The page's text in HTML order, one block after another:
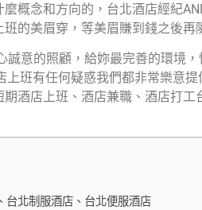
概念和方向的，台北酒店經紀
的美眉穿，等美眉賺到錢之後再
意的照顧，給妳最完善的環境
班有任何疑惑我們都非常樂意
酒店上班、酒店兼職、酒店打工
台北制服酒店、台北便服酒店